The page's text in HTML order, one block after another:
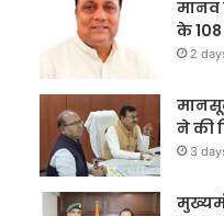
मानव
के
2
ने की
3